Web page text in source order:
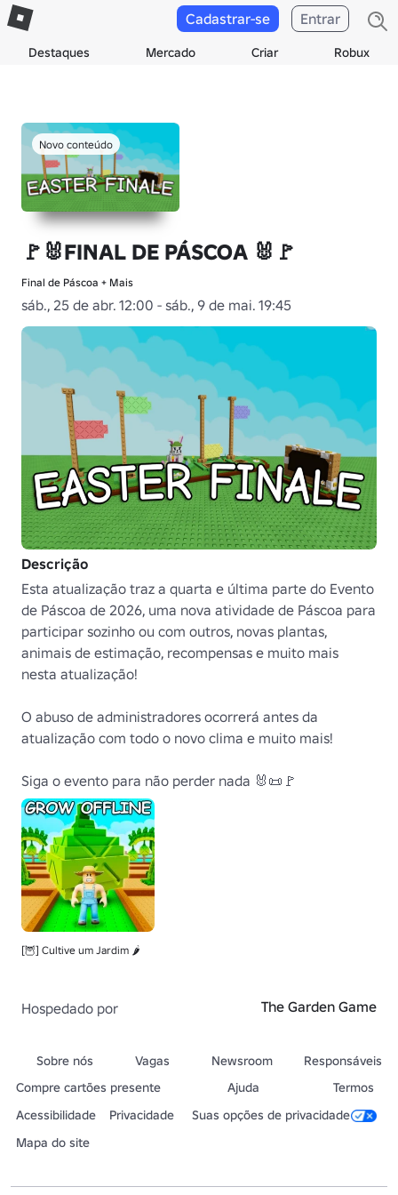
Destaques Mercado Criar Robux
Cadastrar-se Entrar
Novo conteúdo
🚩🐰FINAL DE PÁSCOA 🐰🚩
Final de Páscoa + Mais
sáb., 25 de abr. 12:00 - sáb., 9 de mai. 19:45
Descrição
Esta atualização traz a quarta e última parte do Evento
de Páscoa de 2026, uma nova atividade de Páscoa para
participar sozinho ou com outros, novas plantas,
animais de estimação, recompensas e muito mais
nesta atualização!
O abuso de administradores ocorrerá antes da
atualização com todo o novo clima e muito mais!
Siga o evento para não perder nada 🐰📜🚩
[🦉] Cultive um Jardim 🌶️
Hospedado por The Garden Game
Sobre nós Vagas Newsroom
Responsáveis
Compre cartões presente
Ajuda
Termos
Acessibilidade
Privacidade
Suas opções de privacidade
Mapa do site